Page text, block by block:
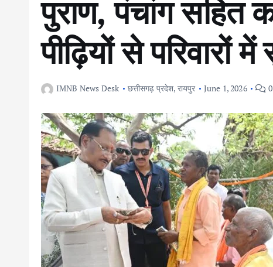
पुराण, पंचांग सहित
पीढ़ियों से परिवारों में
IMNB News Desk छत्तीसगढ़ प्रदेश, रायपुर June 1, 2026